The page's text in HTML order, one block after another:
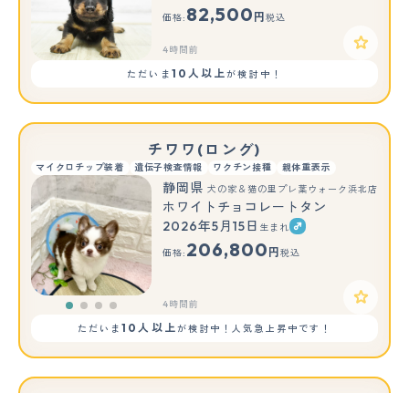
価格: 82,500 円 税込
4時間前
ただいま 10人以上が検討中！
チワワ(ロング)
マイクロチップ装着 遺伝子検査情報 ワクチン接種 親体重表示
静岡県 犬の家＆猫の里プレ葉ウォーク浜北店
ホワイトチョコレートタン
2026年5月15日 生まれ
価格: 206,800 円 税込
4時間前
ただいま10人以上が検討中！人気急上昇中です！